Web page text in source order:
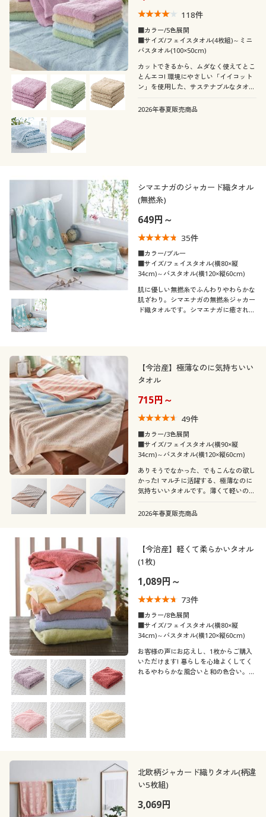
118件
■カラー/5色展開
■サイズ/フェイスタオル(4枚組)～ミニ
バスタオル(100×50cm)
カットできるから、ムダなく使えてとこ
とんエコ! 環境にやさしい「イイコット
ン」を使用した、サステナブルなタオル
りとした拭き心地が魅力。洗い替えにも
2026年春夏販売商品
シマエナガのジャカード織タオル
(無撚糸)
649円～
35件
■カラー/ブルー
■サイズ/フェイスタオル(横80×縦
34cm)～バスタオル(横120×縦60cm)
肌に優しい無撚糸でふんわりやわらかな
肌ざわり。シマエナガの無撚糸ジャカー
ド織タオルです。シマエナガに癒される
【今治産】極薄なのに気持ちいい
タオル
715円～
49件
■カラー/3色展開
■サイズ/フェイスタオル(横90×縦
34cm)～バスタオル(横120×縦60cm)
ありそうでなかった、でもこんなの欲し
かった! マルチに活躍する、極薄なのに
気持ちいいタオルです。薄くて軽いのに
質な綿と老舗タオルメーカーの技術によ
2026年春夏販売商品
【今治産】軽くて柔らかいタオル
(1枚)
1,089円～
73件
■カラー/8色展開
■サイズ/フェイスタオル(横80×縦
34cm)～バスタオル(横120×縦60cm)
お客様の声にお応えし、1枚からご購入
いただけます! 暮らしを心地よくしてく
れるやわらかな風合いと和の色合い。今
北欧柄ジャカード織りタオル(柄違
い5枚組)
3,069円